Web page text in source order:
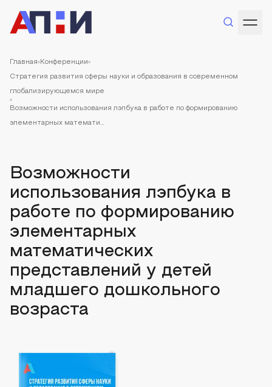
Главная Конференции
Стратегия развития сферы науки и образования в современном
глобализирующемся мире
Возможности использования лэпбука в работе по формированию
элементарных математи...
Возможности
использования лэпбука в
работе по формированию
элементарных
математических
представлений у детей
младшего дошкольного
возраста